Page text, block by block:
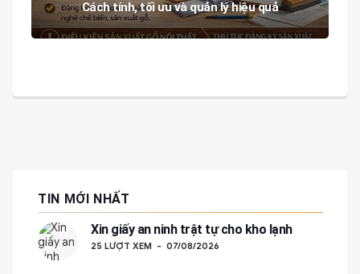
Cách tính, tối ưu và quản lý hiệu quả
TIN MỚI NHẤT
Xin giấy an ninh trật tự cho kho lạnh
25 LƯỢT XEM 07/08/2026